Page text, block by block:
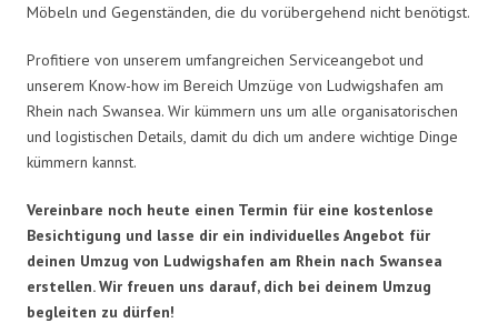
Möbeln und Gegenständen, die du vorübergehend nicht benötigst.
Profitiere von unserem umfangreichen Serviceangebot und
unserem Know-how im Bereich Umzüge von Ludwigshafen am
Rhein nach Swansea. Wir kümmern uns um alle organisatorischen
und logistischen Details, damit du dich um andere wichtige Dinge
kümmern kannst.
Vereinbare noch heute einen Termin für eine kostenlose
Besichtigung und lasse dir ein individuelles Angebot für
deinen Umzug von Ludwigshafen am Rhein nach Swansea
erstellen. Wir freuen uns darauf, dich bei deinem Umzug
begleiten zu dürfen!